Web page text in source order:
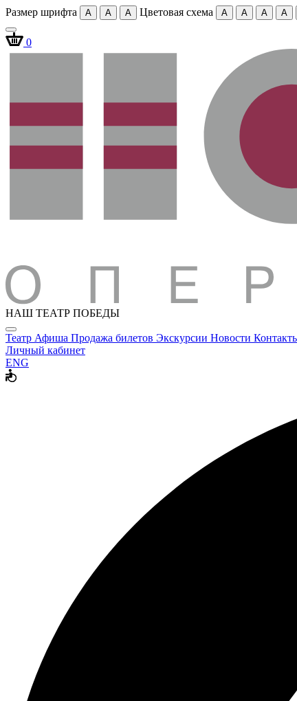
Размер шрифта A A A Цветовая схема A A A A
0
НАШ ТЕАТР ПОБЕДЫ
Театр Афиша Продажа билетов Экскурсии Новости
Личный кабинет
ENG